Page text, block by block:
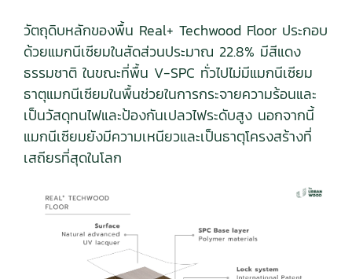
วัตถุดิบหลักของพื้น Real+ Techwood Floor ประกอบ
ด้วยแมกนีเซียมในสัดส่วนประมาณ 22.8% มีสีแดง
ธรรมชาติ ในขณะที่พื้น V-SPC ทั่วไปไม่มีแมกนีเซียม
ธาตุแมกนีเซียมในพื้นช่วยในการกระจายความร้อนและ
เป็นวัสดุทนไฟและป้องกันเปลวไฟระดับสูง นอกจากนี้
แมกนีเซียมยังมีความเหนียวและเป็นธาตุโครงสร้างที่
เสถียรที่สุดในโลก